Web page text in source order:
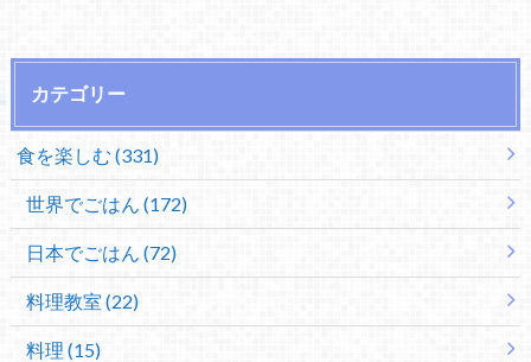
カテゴリー
食を楽しむ (331)
世界でごはん (172)
日本でごはん (72)
料理教室 (22)
料理 (15)